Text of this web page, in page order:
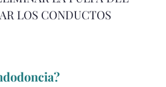
LOS CONDUCTOS